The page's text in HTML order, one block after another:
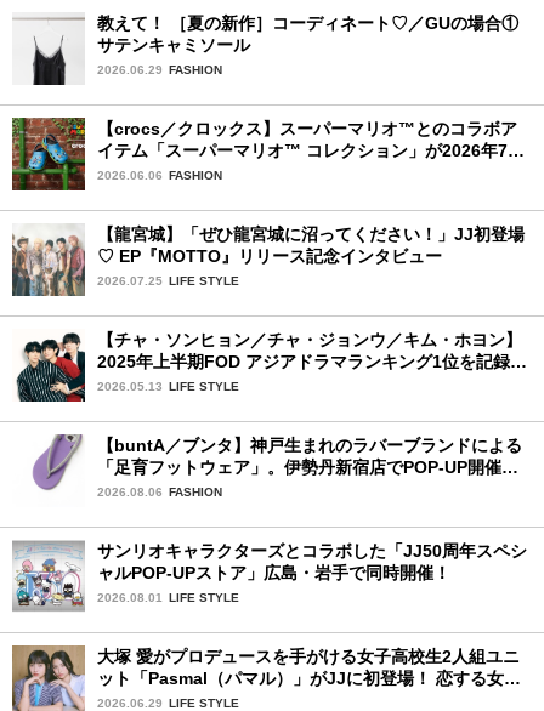
教えて！ ［夏の新作］コーディネート♡／GUの場合①
サテンキャミソール
2026.06.29 FASHION
【crocs／クロックス】スーパーマリオ™とのコラボア
イテム「スーパーマリオ™ コレクション」が2026年7月
16日より発売開始！
2026.06.06 FASHION
【龍宮城】「ぜひ龍宮城に沼ってください！」JJ初登場
♡ EP『MOTTO』リリース記念インタビュー
2026.07.25 LIFE STYLE
【チャ・ソンヒョン／チャ・ジョンウ／キム・ホヨン】
2025年上半期FOD アジアドラマランキング1位を記録！
韓国BLドラマ「秘密の間柄」出演の3人に来日記念イン
2026.05.13 LIFE STYLE
【buntA／ブンタ】神戸生まれのラバーブランドによる
「足育フットウェア」。伊勢丹新宿店でPOP-UP開催
中！
2026.08.06 FASHION
サンリオキャラクターズとコラボした「JJ50周年スペシ
ャルPOP-UPストア」広島・岩手で同時開催！
2026.08.01 LIFE STYLE
大塚 愛がプロデュースを手がける女子高校生2人組ユニ
ット「Pasmal（パマル）」がJJに初登場！ 恋する女の
コのキュンキュンする感情を歌った最新曲「BULL」を
2026.06.29 LIFE STYLE